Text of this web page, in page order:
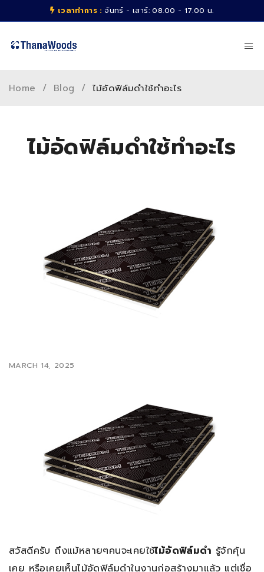
เวลาทำการ : จันทร์ - เสาร์: 08.00 - 17.00 น.
Home / Blog / ไม้อัดฟิล์มดำใช้ทำอะไร
ไม้อัดฟิล์มดำใช้ทำอะไร
MARCH 14, 2025
สวัสดีครับ ถึงแม้หลายๆคนจะเคยใช้ไม้อัดฟิล์มดำ รู้จักคุ้น
เคย หรือเคยเห็นไม้อัดฟิล์มดำในงานก่อสร้างมาแล้ว แต่เชื่อ